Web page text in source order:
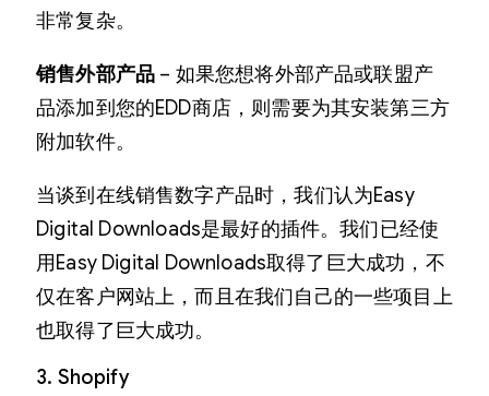
非常复杂。
销售外部产品 – 如果您想将外部产品或联盟产
品添加到您的EDD商店，则需要为其安装第三方
附加软件。
当谈到在线销售数字产品时，我们认为Easy
Digital Downloads是最好的插件。我们已经使
用Easy Digital Downloads取得了巨大成功，不
仅在客户网站上，而且在我们自己的一些项目上
也取得了巨大成功。
3. Shopify